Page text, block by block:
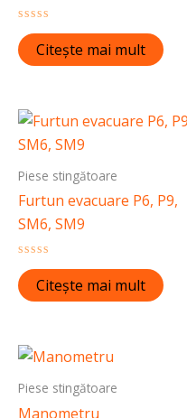
Evaluat
la
0
din
Citește mai mult
Piese stingătoare
Furtun evacuare P6, P9,
SM6, SM9
Evaluat
la
0
din
Citește mai mult
Piese stingătoare
Manometru